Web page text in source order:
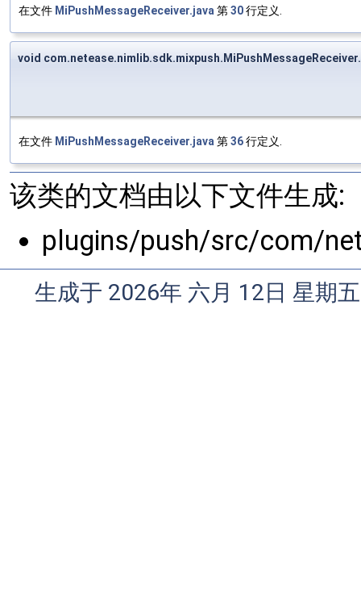
在文件 MiPushMessageReceiver.java第30行定义.
void
在文件 MiPushMessageReceiver.java第36行定义.
该类的文档由以下文件生成:
plugins/push/src/com/
生成于 2026年 六月 12日 星期